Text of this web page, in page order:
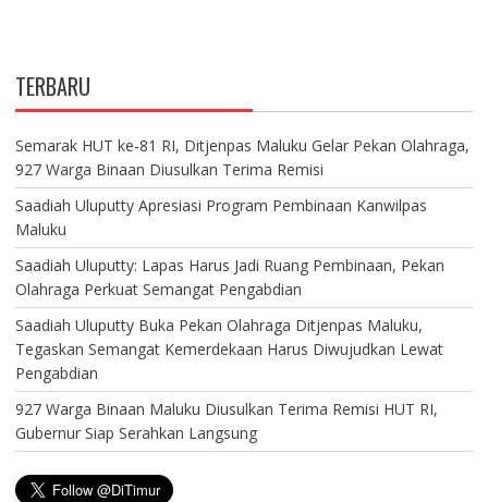
TERBARU
Semarak HUT ke-81 RI, Ditjenpas Maluku Gelar Pekan Olahraga,
927 Warga Binaan Diusulkan Terima Remisi
Saadiah Uluputty Apresiasi Program Pembinaan Kanwilpas
Maluku
Saadiah Uluputty: Lapas Harus Jadi Ruang Pembinaan, Pekan
Olahraga Perkuat Semangat Pengabdian
Saadiah Uluputty Buka Pekan Olahraga Ditjenpas Maluku,
Tegaskan Semangat Kemerdekaan Harus Diwujudkan Lewat
Pengabdian
927 Warga Binaan Maluku Diusulkan Terima Remisi HUT RI,
Gubernur Siap Serahkan Langsung